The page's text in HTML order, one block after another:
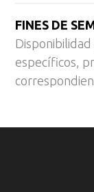
FINES DE
específicos,